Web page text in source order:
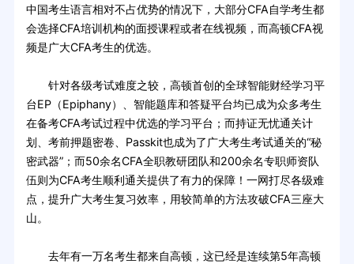
中国考生语言相对不占优势的情况下，大部分CFA自学考生都
会选择CFA培训机构的面授课程或者在线视频，而高顿CFA视
频是广大CFA考生的优选。
针对各级考试难度之较，高顿首创的全球智能财经学习平
台EP（Epiphany）、智能题库和答疑平台均已成为众多考生
在备考CFA考试过程中优选的学习平台；而持证无忧通关计
划、考前押题密卷、Passkit也成为了广大考生考试通关的“秘
密武器”；而50余名CFA全职教研团队和200余名专职师资队
伍则为CFA考生顺利通关提供了有力的保障！一网打尽各级难
点，提升广大考生复习效率，用较简单的方法攻破CFA三座大
山。
去年有一万名考生都来自高顿，这已经是连续第5年高顿